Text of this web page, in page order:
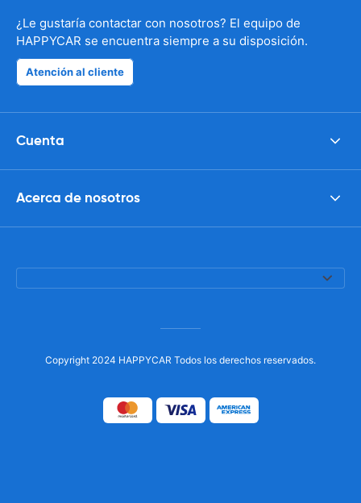
¿Le gustaría contactar con nosotros? El equipo de
HAPPYCAR se encuentra siempre a su disposición.
Atención al cliente
Cuenta
Acerca de nosotros
Copyright 2024 HAPPYCAR Todos los derechos reservados.